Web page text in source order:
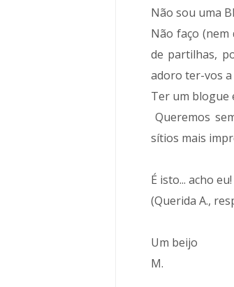
Não sou uma
Não faço
de partilhas,
adoro ter-vos
Ter um blogue
Queremos
sítios mais
É isto... acho eu!
(Querida A.,
Um beijo
M.